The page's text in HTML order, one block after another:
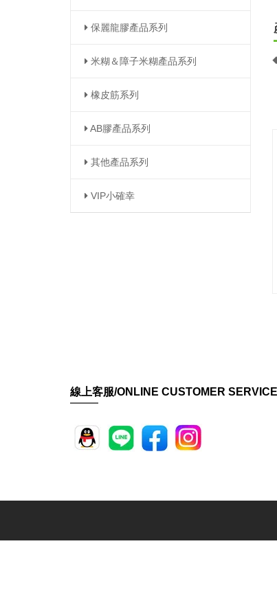
保麗龍膠產品系列
米糊＆障子米糊產品系列
橡皮筋系列
AB膠產品系列
其他產品系列
VIP小確幸
線上客服/ONLINE CUSTOMER SERVICE